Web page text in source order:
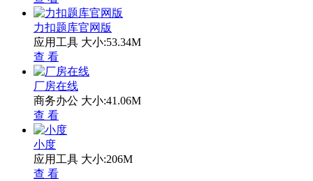
力扣题库官网版
应用工具 大小:53.34M
查 看
厂房在线
商务办公 大小:41.06M
查 看
小度
应用工具 大小:206M
查 看